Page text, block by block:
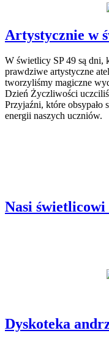
Artystycznie w
W świetlicy SP 49 są dni,
prawdziwe artystyczne
tworzyliśmy magiczne
Dzień Życzliwości
Przyjaźni, które obsypało
energii naszych uczniów.
Nasi
Dyskoteka